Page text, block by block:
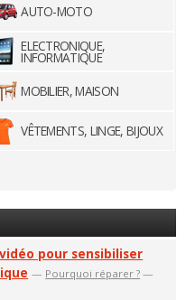
AUTO-MOTO
ELECTRONIQUE,
INFORMATIQUE
MOBILIER, MAISON
VÊTEMENTS, LINGE, BIJOUX
pour sensibiliser
— Pourquoi réparer ? —